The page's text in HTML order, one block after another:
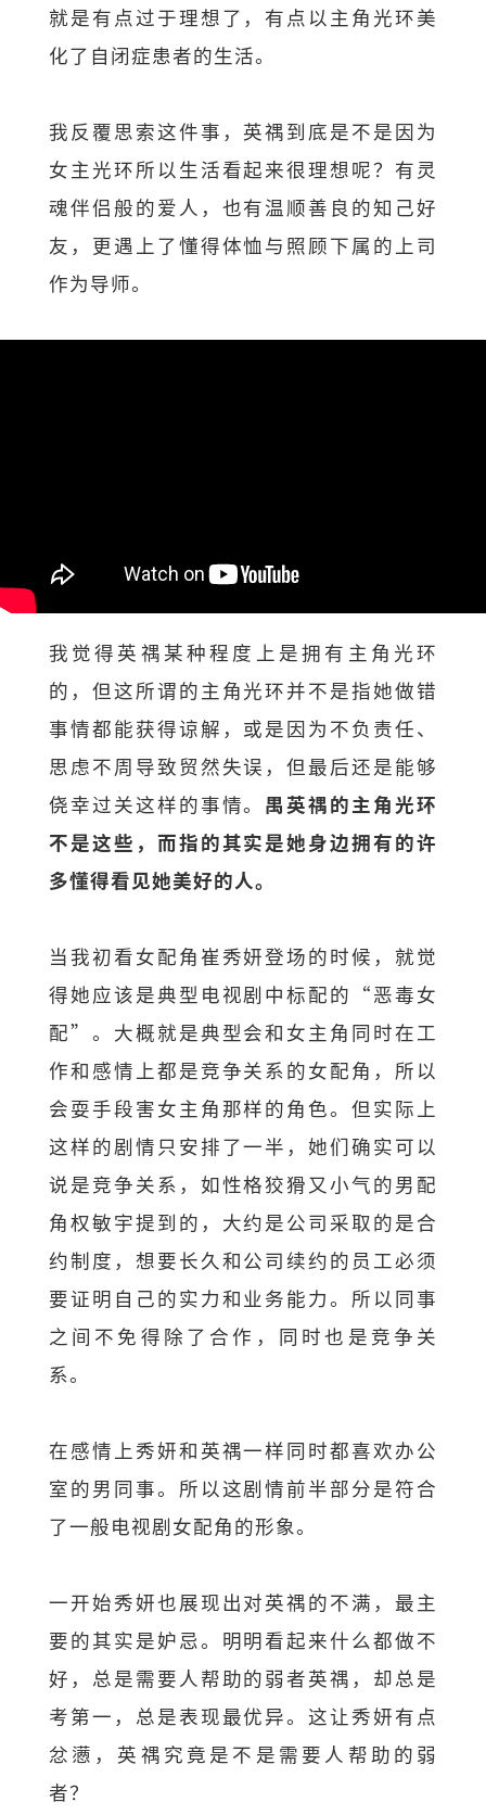
就是有点过于理想了，有点以主角光环美
化了自闭症患者的生活。
我反覆思索这件事，英禑到底是不是因为
女主光环所以生活看起来很理想呢？有灵
魂伴侣般的爱人，也有温顺善良的知己好
友，更遇上了懂得体恤与照顾下属的上司
作为导师。
我觉得英禑某种程度上是拥有主角光环
的，但这所谓的主角光环并不是指她做错
事情都能获得谅解，或是因为不负责任、
思虑不周导致贸然失误，但最后还是能够
侥幸过关这样的事情。 禺英禑的主角光环
不是这些，而指的其实是她身边拥有的许
多懂得看见她美好的人。
当我初看女配角崔秀妍登场的时候，就觉
得她应该是典型电视剧中标配的“恶毒女
配”。大概就是典型会和女主角同时在工
作和感情上都是竞争关系的女配角，所以
会耍手段害女主角那样的角色。但实际上
这样的剧情只安排了一半，她们确实可以
说是竞争关系，如性格狡猾又小气的男配
角权敏宇提到的，大约是公司采取的是合
约制度，想要长久和公司续约的员工必须
要证明自己的实力和业务能力。所以同事
之间不免得除了合作，同时也是竞争关
系。
在感情上秀妍和英禑一样同时都喜欢办公
室的男同事。所以这剧情前半部分是符合
了一般电视剧女配角的形象。
一开始秀妍也展现出对英禑的不满，最主
要的其实是妒忌。明明看起来什么都做不
好，总是需要人帮助的弱者英禑，却总是
考第一，总是表现最优异。这让秀妍有点
忿懑，英禑究竟是不是需要人帮助的弱
者？